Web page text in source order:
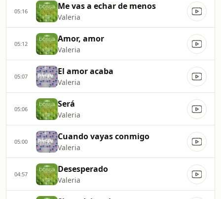
05:16 Me vas a echar de menos
Valeria
05:12 Amor, amor
Valeria
05:07 El amor acaba
Valeria
05:06 Será
Valeria
05:00 Cuando vayas conmigo
Valeria
04:57 Desesperado
Valeria